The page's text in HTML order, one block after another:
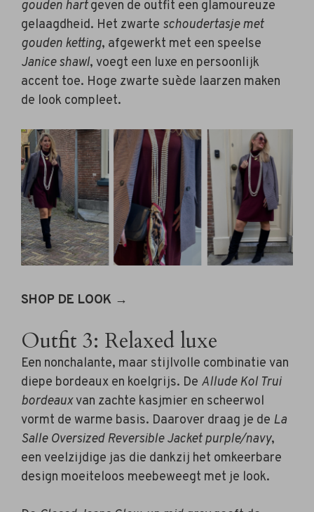
gouden hartgeven de outfit een glamoureuze
gelaagdheid. Het zwarte schoudertasje met
gouden ketting, afgewerkt met een speelse
Janice shawl, voegt een luxe en persoonlijk
accent toe. Hoge zwarte suède laarzen maken
de look compleet.
SHOP DE LOOK →
Outfit 3: Relaxed luxe
Een nonchalante, maar stijlvolle combinatie van
diepe bordeaux en koelgrijs. De Allude Kol Trui
bordeauxvan zachte kasjmier en scheerwol
vormt de warme basis. Daarover draag je de La
Salle Oversized Reversible Jacket purple/navy,
een veelzijdige jas die dankzij het omkeerbare
design moeiteloos meebeweegt met je look.